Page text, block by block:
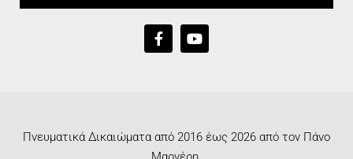
Πνευματικά Δικαιώματα από 2016 έως 2026 από τον Πάνο